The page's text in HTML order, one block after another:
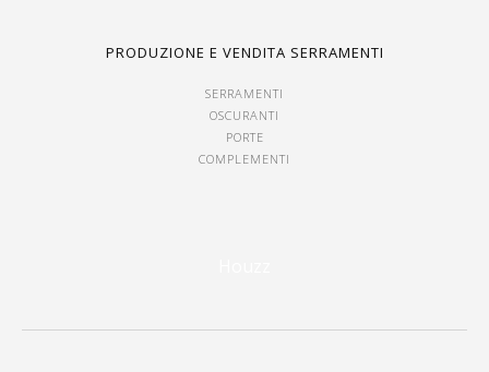
PRODUZIONE E VENDITA SERRAMENTI
SERRAMENTI
OSCURANTI
PORTE
COMPLEMENTI